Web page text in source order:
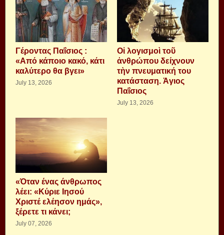
Γέροντας Παΐσιος :
«Από κάποιο κακό, κάτι
καλύτερο θα βγει»
July 13, 2026
Οἱ λογισμοὶ τοῦ
ἀνθρώπου δείχνουν
τὴν πνευματική του
κατάσταση. Ἁγιος
Παΐσιος
July 13, 2026
«Όταν ένας άνθρωπος
λέει: «Κύριε Ιησού
Χριστέ ελέησον ημάς»,
ξέρετε τι κάνει;
July 07, 2026